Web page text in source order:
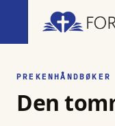
PREKENHÅNDBØKER
Den